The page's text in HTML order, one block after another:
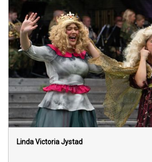
Linda Victoria Jystad